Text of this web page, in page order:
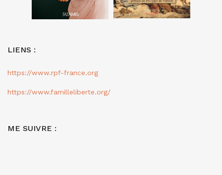
LIENS :
https://www.rpf-france.org
https://www.familleliberte.org/
ME SUIVRE :